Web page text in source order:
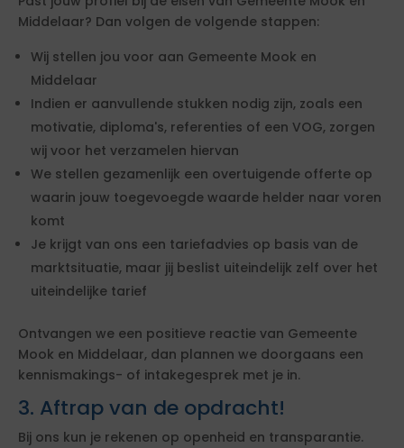
Middelaar? Dan volgen de volgende stappen:
Wij stellen jou voor aan Gemeente Mook en
Middelaar
Indien er aanvullende stukken nodig zijn, zoals een
motivatie, diploma's, referenties of een VOG, zorgen
wij voor het verzamelen hiervan
We stellen gezamenlijk een overtuigende offerte op
waarin jouw toegevoegde waarde helder naar voren
komt
Je krijgt van ons een tariefadvies op basis van de
marktsituatie, maar jij beslist uiteindelijk zelf over het
uiteindelijke tarief
Ontvangen we een positieve reactie van Gemeente
Mook en Middelaar, dan plannen we doorgaans een
kennismakings- of intakegesprek met je in.
3. Aftrap van de opdracht!
Bij ons kun je rekenen op openheid en transparantie.